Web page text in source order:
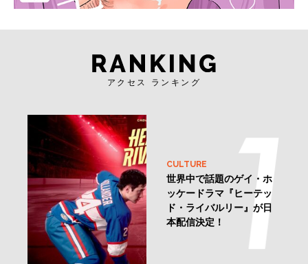
アクセス ランキング
CULTURE
世界中で話題のゲイ・ホ
ッケードラマ『ヒーテッ
ド・ライバルリー』が日
本配信決定！